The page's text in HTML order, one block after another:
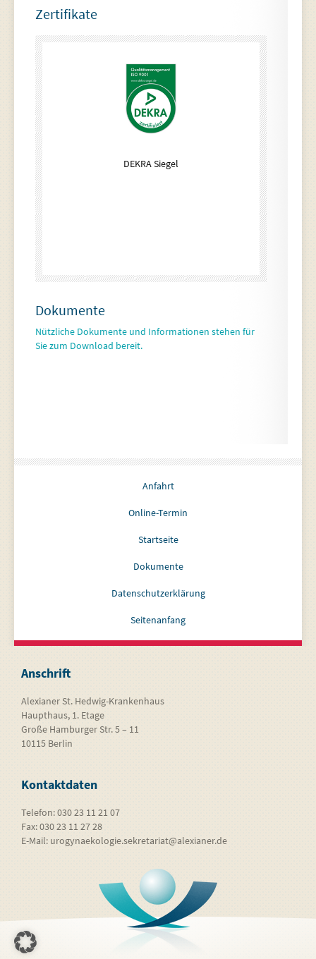
Zertifikate
DEKRA Siegel
Dokumente
Nützliche Dokumente und Informationen stehen für
Sie zum Download bereit.
Anfahrt
Online-Termin
Startseite
Dokumente
Datenschutzerklärung
Seitenanfang
Anschrift
Alexianer St. Hedwig-Krankenhaus
Haupthaus, 1. Etage
Große Hamburger Str. 5 – 11
10115 Berlin
Kontaktdaten
Telefon: 030 23 11 21 07
Fax: 030 23 11 27 28
E-Mail: urogynaekologie.sekretariat@alexianer.de